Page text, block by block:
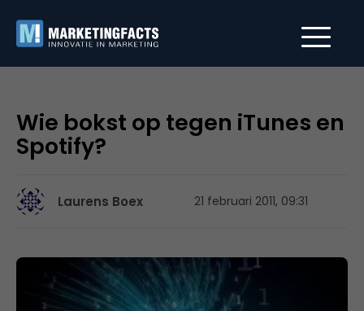
Wie bokst op tegen iTunes en
Spotify?
Laurens Boex 21 februari 2011, 09:31